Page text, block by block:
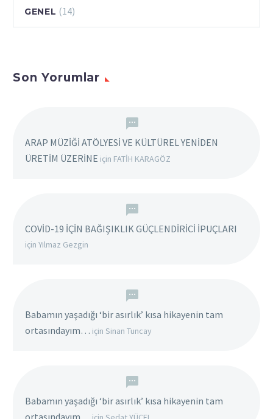
GENEL (14)
Son Yorumlar
ARAP MÜZİĞİ ATÖLYESİ VE KÜLTÜREL YENİDEN
ÜRETİM ÜZERİNE için FATİH KARAGÖZ
COVİD-19 İÇİN BAĞIŞIKLIK GÜÇLENDİRİCİ İPUÇLARI
için Yılmaz Gezgin
Babamın yaşadığı ‘bir asırlık’ kısa hikayenin tam
ortasındayım… için Sinan Tuncay
Babamın yaşadığı ‘bir asırlık’ kısa hikayenin tam
ortasındayım…